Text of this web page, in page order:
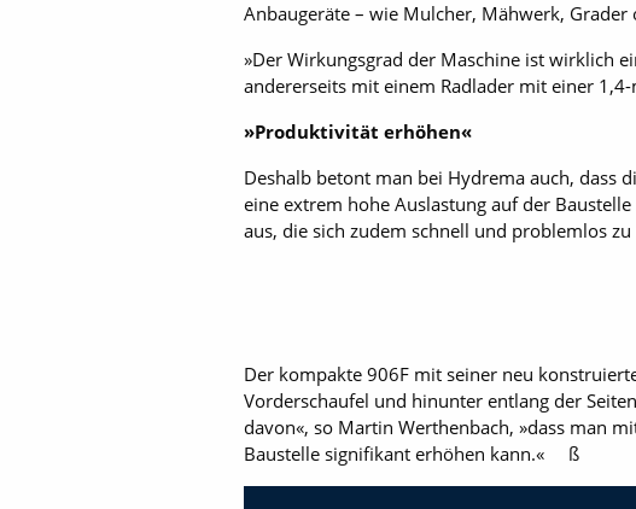
Anbaugeräte – wie Mulcher, Mähwerk, Grader
»Der Wirkungsgrad der Maschine ist wirklich
andererseits mit einem Radlader mit einer
»Produktivität erhöhen«
Deshalb betont man bei Hydrema auch, dass
eine extrem hohe Auslastung auf der
aus, die sich zudem schnell und problemlos
Der kompakte 906F mit seiner neu
Vorderschaufel und hinunter entlang der
davon«, so Martin Werthenbach, »dass man
Baustelle signifikant erhöhen kann.« ß